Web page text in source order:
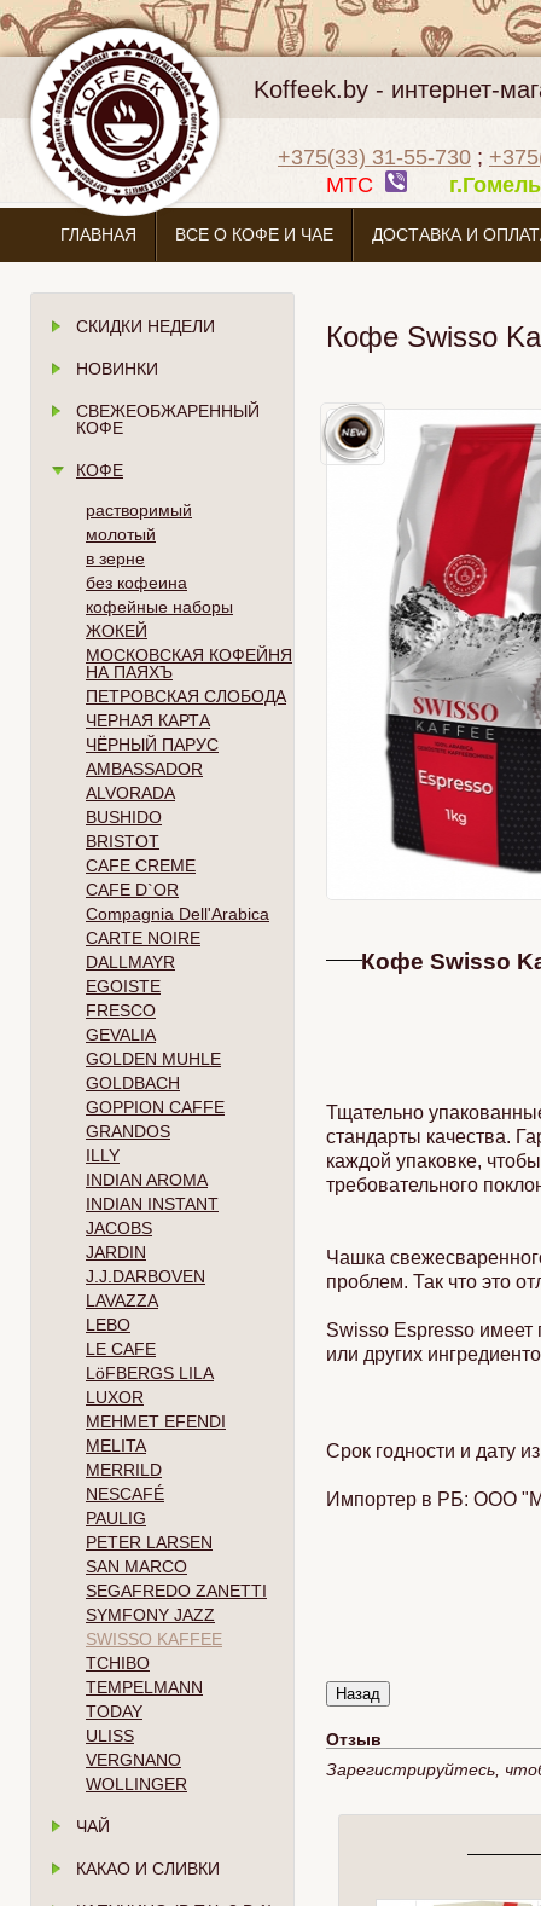
Koffeek.by - интернет-
+375(33) 31-55-730 ;
МТС
ГЛАВНАЯ ВСЕ О КОФЕ И ЧАЕ ДОСТАВКА И
СКИДКИ НЕДЕЛИ
НОВИНКИ
СВЕЖЕОБЖАРЕННЫЙ
КОФЕ
КОФЕ
растворимый
молотый
в зерне
без кофеина
кофейные наборы
ЖОКЕЙ
МОСКОВСКАЯ КОФЕЙНЯ
НА ПАЯХЪ
ПЕТРОВСКАЯ СЛОБОДА
ЧЕРНАЯ КАРТА
ЧЁРНЫЙ ПАРУС
AMBASSADOR
ALVORADA
BUSHIDO
BRISTOT
CAFE CREME
CAFE D`OR
Compagnia Dell'Arabica
CARTE NOIRE
DALLMAYR
EGOISTE
FRESCO
GEVALIA
GOLDEN MUHLE
GOLDBACH
GOPPION CAFFE
GRANDOS
ILLY
INDIAN AROMA
INDIAN INSTANT
JACOBS
JARDIN
J.J.DARBOVEN
LAVAZZA
LEBO
LE CAFE
LöFBERGS LILA
LUXOR
MEHMET EFENDI
MELITA
MERRILD
NESCAFÉ
PAULIG
PETER LARSEN
SAN MARCO
SEGAFREDO ZANETTI
SYMFONY JAZZ
SWISSO KAFFEE
TCHIBO
TEMPELMANN
TODAY
ULISS
VERGNANO
WOLLINGER
ЧАЙ
КАКАО И СЛИВКИ
Кофе Swisso
Кофе Swisso
Тщательно
стандарты качества.
каждой упаковке,
требовательного
Чашка
проблем. Так что это
Swisso Espresso имеет
или других
Срок годности и дату
Импортер в РБ: ООО
Отзыв
Зарегистрируйтесь,